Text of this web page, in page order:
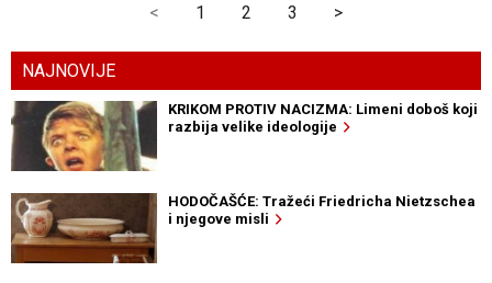
< 1 2 3 >
NAJNOVIJE
KRIKOM PROTIV NACIZMA: Limeni doboš koji
razbija velike ideologije
HODOČAŠĆE: Tražeći Friedricha Nietzschea
i njegove misli